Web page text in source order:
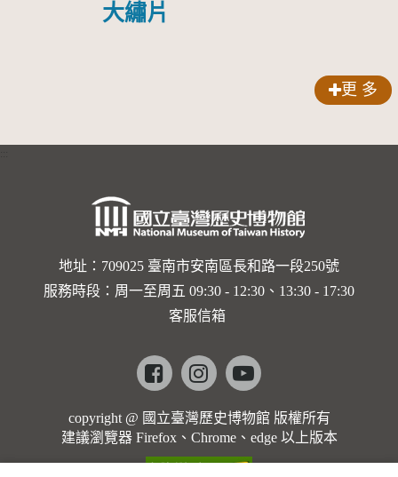
大繡片
更 多
地址：709025 臺南市安南區長和路一段250號
服務時段：周一至周五 09:30 - 12:30、13:30 - 17:30
客服信箱
Facebookinstagramyoutube
copyright @ 國立臺灣歷史博物館 版權所有
建議瀏覽器 Firefox、Chrome、edge 以上版本